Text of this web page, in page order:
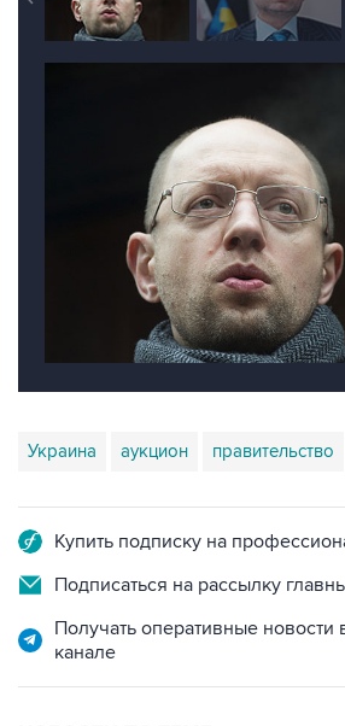
Украина аукцион правительство
Купить подписку на
Подписаться на рассылку
Получать оперативные
канале